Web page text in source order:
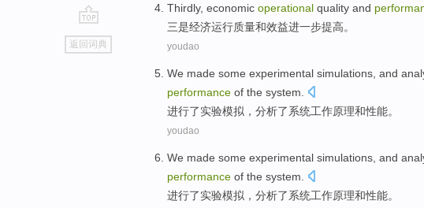
go
top
返回词典
Thirdly, economic operational quality and
三是经济运行质量和效益进一步提高。
youdao
We made some experimental simulations , and
performance of the system
进行了实验模拟 ， 分析了系统工作原理和性能。
youdao
We made some experimental simulations , and
performance of the system
进行了实验模拟 ， 分析了系统工作原理和性能。